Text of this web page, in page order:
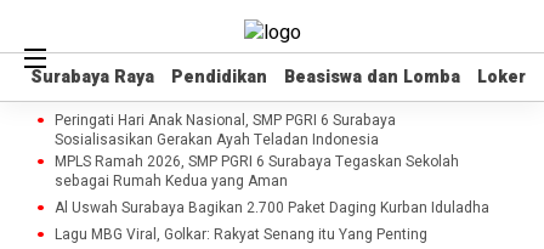
Surabaya Raya Pendidikan Beasiswa dan Lomba Loker
Surabaya Raya Pendidikan Beasiswa dan Lomba Loker
Peringati Hari Anak Nasional, SMP PGRI 6 Surabaya
Sosialisasikan Gerakan Ayah Teladan Indonesia
MPLS Ramah 2026, SMP PGRI 6 Surabaya Tegaskan Sekolah
sebagai Rumah Kedua yang Aman
Al Uswah Surabaya Bagikan 2.700 Paket Daging Kurban Iduladha
Lagu MBG Viral, Golkar: Rakyat Senang itu Yang Penting